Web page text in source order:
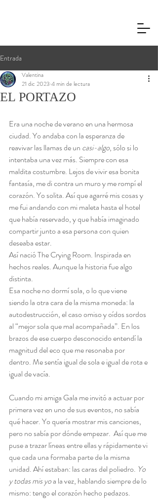
Entrada
EL PORTAZO
Valentina
21 dic 2023 4 min de lectura
Era una noche de verano en una hermosa
ciudad. Yo andaba con la esperanza de
reavivar las llamas de un casi-algo, sólo si lo
intentaba una vez más. Siempre con esa
maldita costumbre. Lejos de vivir esa bonita
fantasía, me di contra un muro y me rompí el
corazón. Yo solita. Así que agarré mis cosas y
me fui andando con mi maleta hasta el hotel
que había reservado, y que había imaginado
compartir junto a esa persona con quien
deseaba estar.
Así nació The Crying Room. Inspirada en
hechos reales. Aunque la historia fue algo
distinta.
Esa noche no dormí sola, o lo que viene
siendo la otra cara de la misma moneda: la
autodestrucción, el caso omiso y oídos sordos
al “mejor sola que mal acompañada”. En los
brazos de ese cuerpo desconocido entendí la
magnitud del eco que me resonaba por
dentro. Me sentía igual de sola e igual de rota e
igual de vacía.
Cuando mi amiga Gala me invitó a actuar por
primera vez en uno de sus eventos, no sabía
qué hacer. Yo quería mostrar mis canciones,
pero no sabía por dónde empezar.  Así que me
puse a trazar líneas entre ellas y rápidamente vi
que cada una formaba parte de la misma
unidad. Ahí estaban: las caras del poliedro. Yo
y todas mis yo a la vez, hablando siempre de lo
mismo: tengo el corazón hecho pedazos.